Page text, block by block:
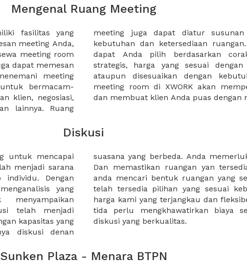
Mengenal Ruang Meeting
fasilitas yang
meeting Anda,
meeting room
dapat memesan
meeting
bermacam-
klien, negosiasi,
lainnya. Ruang
duduk sesuai
ruang meeting
lokasi yang
meeting Anda,
Anda. Sewa
meeting Anda
dan membuat klien Anda puas dengan
Diskusi
untuk mencapai
menjadi sarana
Dengan
yang
telah menjadi
kapasitas yang
diskusi denan
yang tepat.
dari apakah
di XWORK
anda. Penetapan
kalian
fokus terhadap
diskusi yang berkualitas.
Sunken Plaza - Menara BTPN